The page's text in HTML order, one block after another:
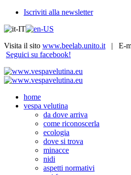
Iscriviti alla newsletter
Visita il sito www.beelab.unito.it | E-
Seguici su facebook!
home
vespa velutina
da dove arriva
come riconoscerla
ecologia
dove si trova
minacce
nidi
aspetti normativi